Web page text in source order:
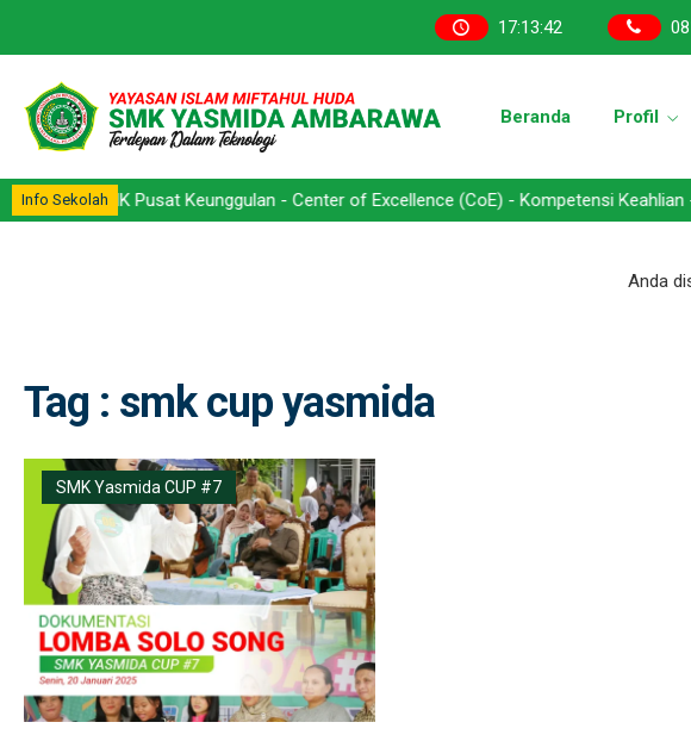
17:13:43
Beranda Profil
Info Sekolah
- SMK Pusat Keunggulan - Center of Excellence (CoE) - Kompetensi Keahlian ->
Anda
Tag : smk cup yasmida
SMK Yasmida CUP #7